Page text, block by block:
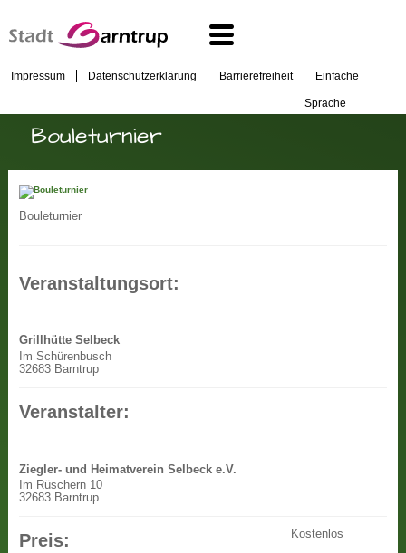
Impressum Datenschutzerklärung Barrierefreiheit Einfache
Sprache
Bouleturnier
Bouleturnier
Veranstaltungsort:
Grillhütte Selbeck
Im Schürenbusch
32683 Barntrup
Veranstalter:
Ziegler- und Heimatverein Selbeck e.V.
Im Rüschern 10
32683 Barntrup
Preis: Kostenlos